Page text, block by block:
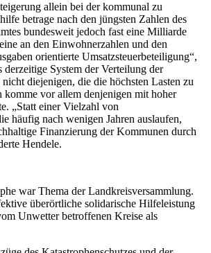
allein bei der kommunal zu
betrage nach den jüngsten Zahlen des
bundesweit jedoch fast eine Milliarde
an den Einwohnerzahlen und den
orientierte Umsatzsteuerbeteiligung“,
derzeitige System der Verteilung der
nicht diejenigen, die die höchsten Lasten zu
komme vor allem denjenigen mit hoher
„Statt einer Vielzahl von
häufig nach wenigen Jahren auslaufen,
Finanzierung der Kommunen durch
Hendele.
war Thema der Landkreisversammlung.
überörtliche solidarische Hilfeleistung
Unwetter betroffenen Kreise als